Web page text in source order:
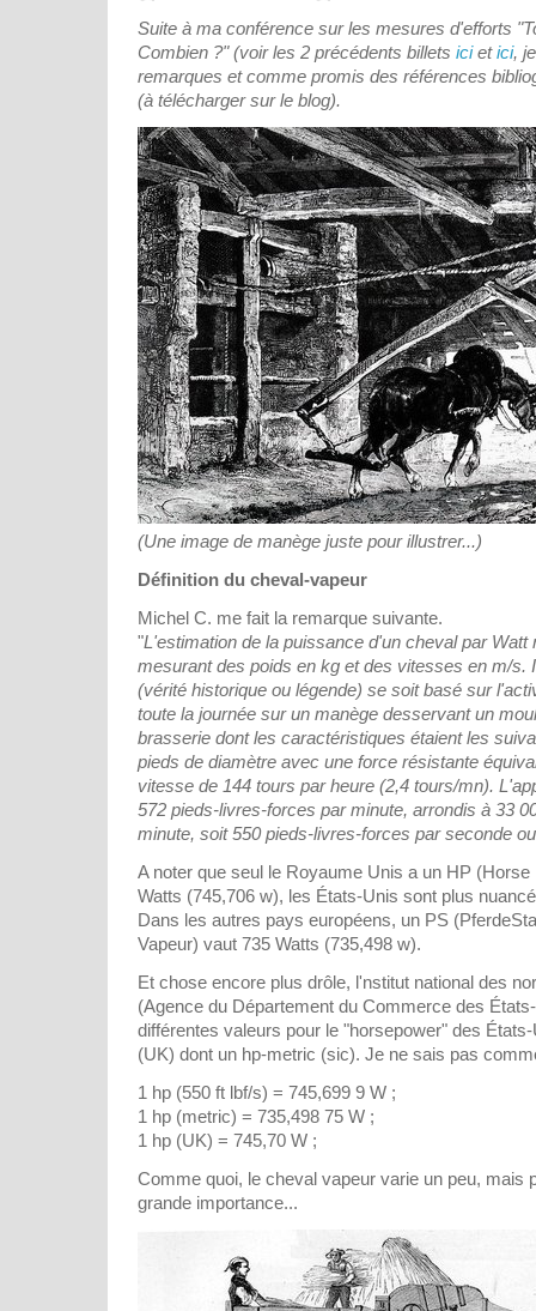
Suite à ma conférence sur les mesures d'efforts
Combien ?" (voir les 2 précédents billets icietici,
remarques et comme promis des références
(à télécharger sur le blog).
(Une image de manège juste pour illustrer...)
Définition du cheval-vapeur
Michel C. me fait la remarque suivante.
"L'estimation de la puissance d'un cheval par Watt
mesurant des poids en kg et des vitesses en m/s.
(vérité historique ou légende) se soit basé sur
toute la journée sur un manège desservant un
brasserie dont les caractéristiques étaient les
pieds de diamètre avec une force résistante
vitesse de 144 tours par heure (2,4 tours/mn).
572 pieds-livres-forces par minute, arrondis à 33
minute, soit 550 pieds-livres-forces par seconde
A noter que seul le Royaume Unis a un HP
Watts (745,706 w), les États-Unis sont plus
Dans les autres pays européens, un PS
Vapeur) vaut 735 Watts (735,498 w).
Et chose encore plus drôle, l'nstitut national des
(Agence du Département du Commerce des
différentes valeurs pour le "horsepower" des
(UK) dont un hp-metric (sic). Je ne sais pas
1 hp (550 ft lbf/s) = 745,699 9 W ;
1 hp (metric) = 735,498 75 W ;
1 hp (UK) = 745,70 W ;
Comme quoi, le cheval vapeur varie un peu, mais
grande importance...